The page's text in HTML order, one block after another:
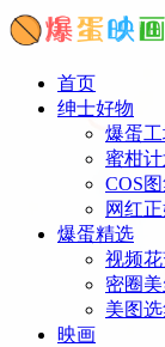
首页
绅士好物
爆蛋
蜜柑计
COS
网红
爆蛋精选
视频
密圈
美图
映画